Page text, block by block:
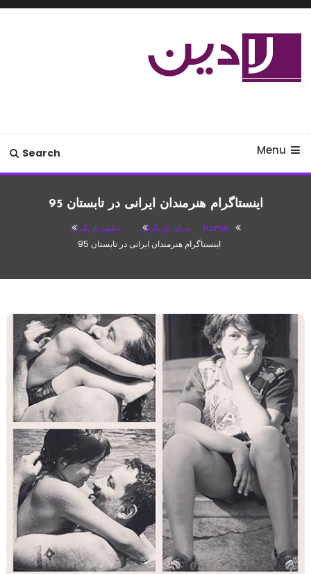
Skip
Menu
Search
اینستاگرام هنرمندان ایرانی در تابستان 95
Home دنیای بازیگران
عکس بازیگران
اینستاگرام هنرمندان ایرانی در تابستان 95